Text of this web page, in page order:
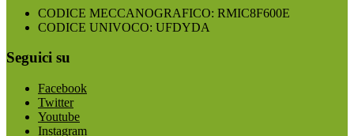
CODICE MECCANOGRAFICO: RMIC8F600E
CODICE UNIVOCO: UFDYDA
Seguici su
Facebook
Twitter
Youtube
Instagram